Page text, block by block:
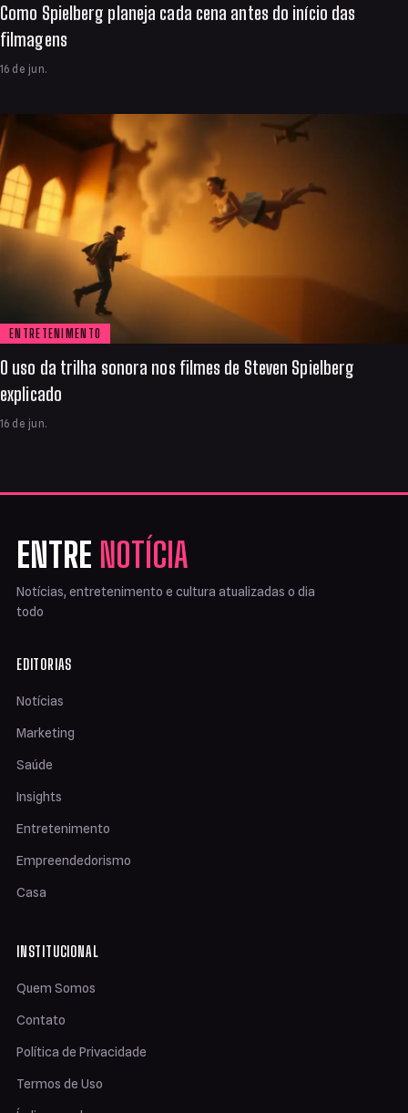
Como Spielberg planeja cada cena antes do início das
filmagens
16 de jun.
ENTRETENIMENTO
O uso da trilha sonora nos filmes de Steven Spielberg
explicado
16 de jun.
ENTRE NOTÍCIA
Notícias, entretenimento e cultura atualizadas o dia
todo
EDITORIAS
Notícias
Marketing
Saúde
Insights
Entretenimento
Empreendedorismo
Casa
INSTITUCIONAL
Quem Somos
Contato
Política de Privacidade
Termos de Uso